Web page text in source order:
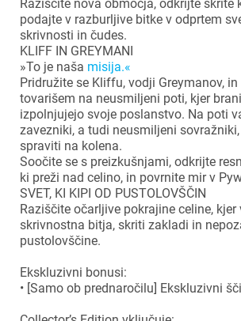
Raziščite nova območja, odkrijte skrite
podajte v razburljive bitke v odprtem
skrivnosti in čudes.
KLIFF IN GREYMANI
»To je naša misija.«
Pridružite se Kliffu, vodji Greymanov,
tovarišem na neusmiljeni poti, kjer
izpolnjujejo svoje poslanstvo. Na poti
zavezniki, a tudi neusmiljeni
spraviti na kolena.
Soočite se s preizkušnjami, odkrijte
ki preži nad celino, in povrnite mir v
SVET, KI KIPI OD PUSTOLOVŠČIN
Raziščite očarljive pokrajine celine,
skrivnostna bitja, skriti zakladi in
pustolovščine.
Ekskluzivni bonusi:
• [Samo ob prednaročilu] Ekskluzivni